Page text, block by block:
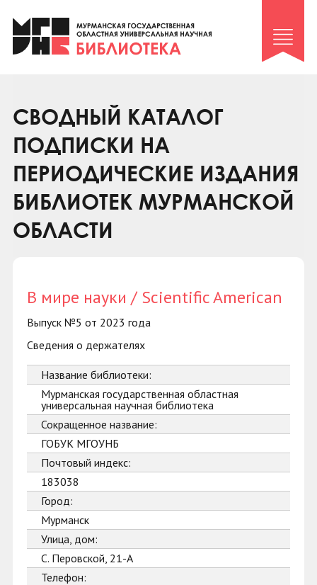
Клуб «Гиря и сельдерей»
Клуб «Семейный архив»
Коллегам
Контакты
СВОДНЫЙ КАТАЛОГ
ПОДПИСКИ НА
ПЕРИОДИЧЕСКИЕ ИЗДАНИЯ
БИБЛИОТЕК МУРМАНСКОЙ
ОБЛАСТИ
В мире науки / Scientific American
Выпуск №5 от 2023 года
Сведения о держателях
Название библиотеки:
Мурманская государственная областная
универсальная научная библиотека
Сокращенное название:
ГОБУК МГОУНБ
Почтовый индекс:
183038
Город:
Мурманск
Улица, дом:
С. Перовской, 21-А
Телефон: